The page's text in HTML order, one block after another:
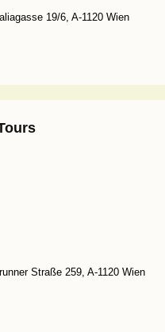
19/6, A-1120 Wien
Straße 259, A-1120 Wien